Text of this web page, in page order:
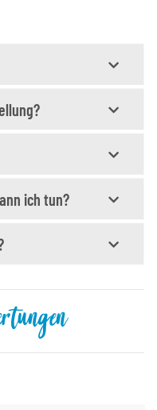
ich tun?